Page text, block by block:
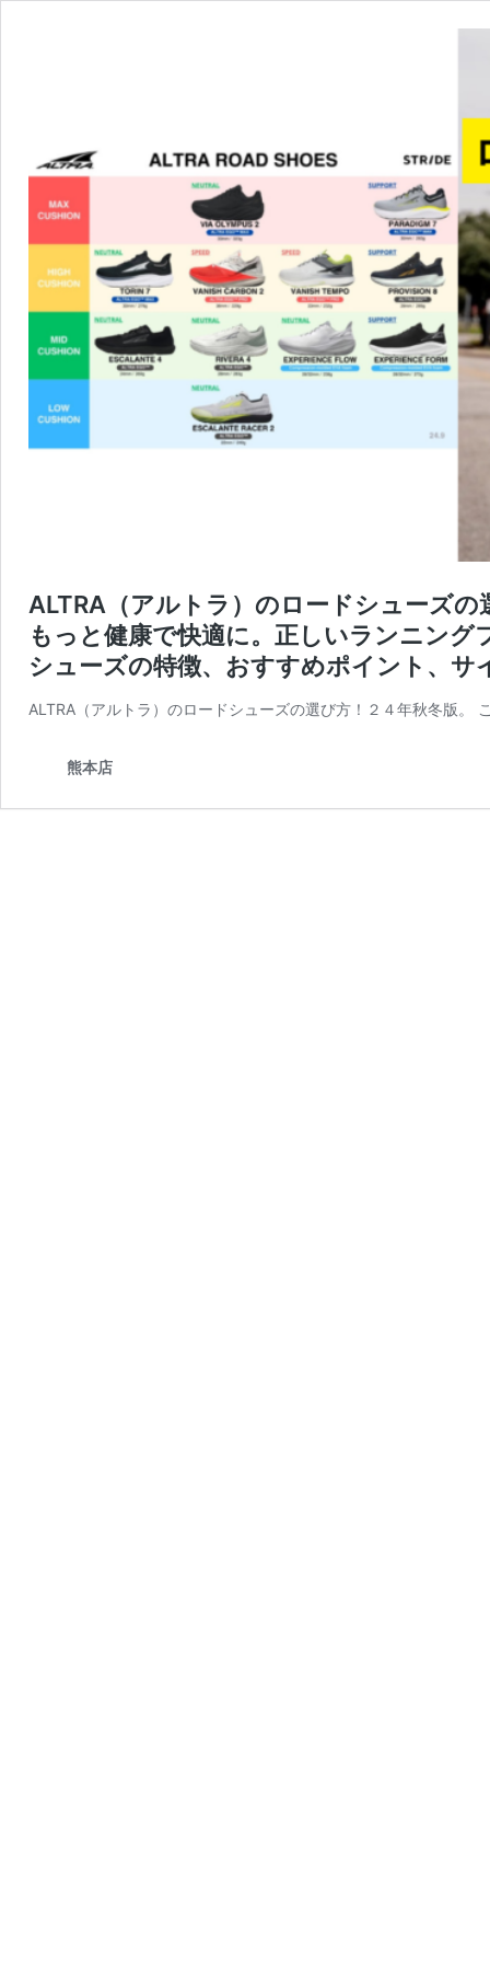
ALTRA（アルトラ）のロードシューズ
もっと健康で快適に。正しいランニン
シューズの特徴、おすすめポイント、サ
ALTRA（アルトラ）のロードシューズの選び方！２４年秋冬版
熊本店